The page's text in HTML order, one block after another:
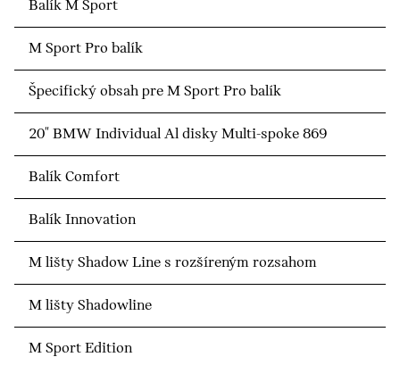
Balík M Sport
M Sport Pro balík
Špecifický obsah pre M Sport Pro balík
20" BMW Individual Al disky Multi-spoke 869
Balík Comfort
Balík Innovation
M lišty Shadow Line s rozšíreným rozsahom
M lišty Shadowline
M Sport Edition